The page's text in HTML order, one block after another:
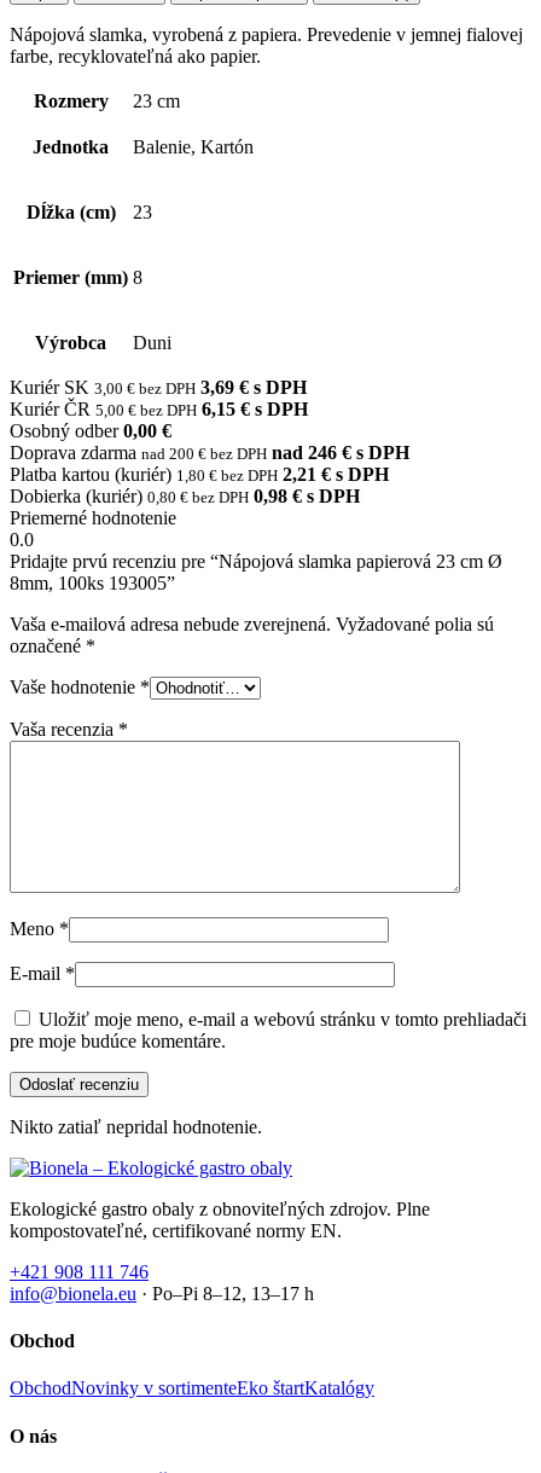
Nápojová slamka, vyrobená z papiera. Prevedenie v jemnej fialovej
farbe, recyklovateľná ako papier.
Rozmery 23 cm
Jednotka Balenie, Kartón
Dĺžka (cm) 23
Priemer (mm) 8
Výrobca Duni
Kuriér SK 3,00 € bez DPH 3,69 € s DPH
Kuriér ČR 5,00 € bez DPH 6,15 € s DPH
Osobný odber 0,00 €
Doprava zdarma nad 200 € bez DPH nad 246 € s DPH
Platba kartou (kuriér) 1,80 € bez DPH 2,21 € s DPH
Dobierka (kuriér) 0,80 € bez DPH 0,98 € s DPH
Priemerné hodnotenie
0.0
Pridajte prvú recenziu pre “Nápojová slamka papierová 23 cm Ø
8mm, 100ks 193005”
Vaša e-mailová adresa nebude zverejnená. Vyžadované polia sú
označené *
Vaše hodnotenie *
Vaša recenzia *
Meno *
E-mail *
Uložiť moje meno, e-mail a webovú stránku v tomto prehliadači
pre moje budúce komentáre.
Nikto zatiaľ nepridal hodnotenie.
Ekologické gastro obaly z obnoviteľných zdrojov. Plne
kompostovateľné, certifikované normy EN.
+421 908 111 746
info@bionela.eu · Po–Pi 8–12, 13–17 h
Obchod
ObchodNovinky v sortimenteEko štartKatalógy
O nás